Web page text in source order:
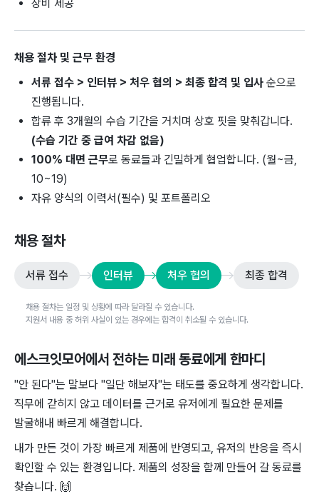
장비 제공
채용 절차 및 근무 환경
서류 접수 > 인터뷰 > 처우 협의 > 최종 합격 및 입사 순으로
진행됩니다.
합류 후 3개월의 수습 기간을 거치며 상호 핏을 맞춰갑니다.
(수습 기간 중 급여 차감 없음)
100% 대면 근무로 동료들과 긴밀하게 협업합니다. (월~금,
10~19)
자유 양식의 이력서(필수) 및 포트폴리오
채용 절차
서류 접수 인터뷰 처우 협의 최종 합격
채용 절차는 일정 및 상황에 따라 달라질 수 있습니다.
지원서 내용 중 허위 사실이 있는 경우에는 합격이 취소될 수 있습니다.
에스크잇모어에서 전하는 미래 동료에게 한마디
"안 된다"는 말보다 "일단 해보자"는 태도를 중요하게 생각합니다.
직무에 갇히지 않고 데이터를 근거로 유저에게 필요한 문제를
발굴해내 빠르게 해결합니다.
내가 만든 것이 가장 빠르게 제품에 반영되고, 유저의 반응을 즉시
확인할 수 있는 환경입니다. 제품의 성장을 함께 만들어 갈 동료를
찾습니다. 🙌